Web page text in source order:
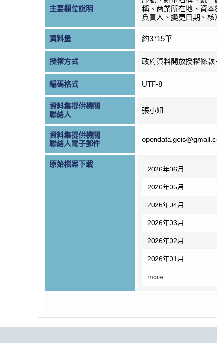
主要欄位說明
稱、商業所在地、資本
負責人、變更日期、核
資料量 約3715筆
授權方式 政府資料開放授權條款
編碼格式 UTF-8
資料集提供機關
聯絡人
張小姐
資料集提供機關
聯絡人電子郵件
原始檔案下載
2026年06月
2026年05月
2026年04月
2026年03月
2026年02月
2026年01月
more